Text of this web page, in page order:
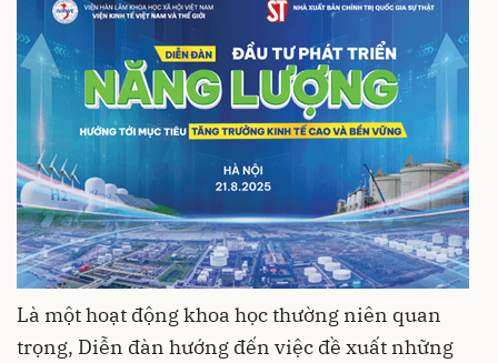
Là một hoạt động khoa học thường niên quan
trọng, Diễn đàn hướng đến việc đề xuất những